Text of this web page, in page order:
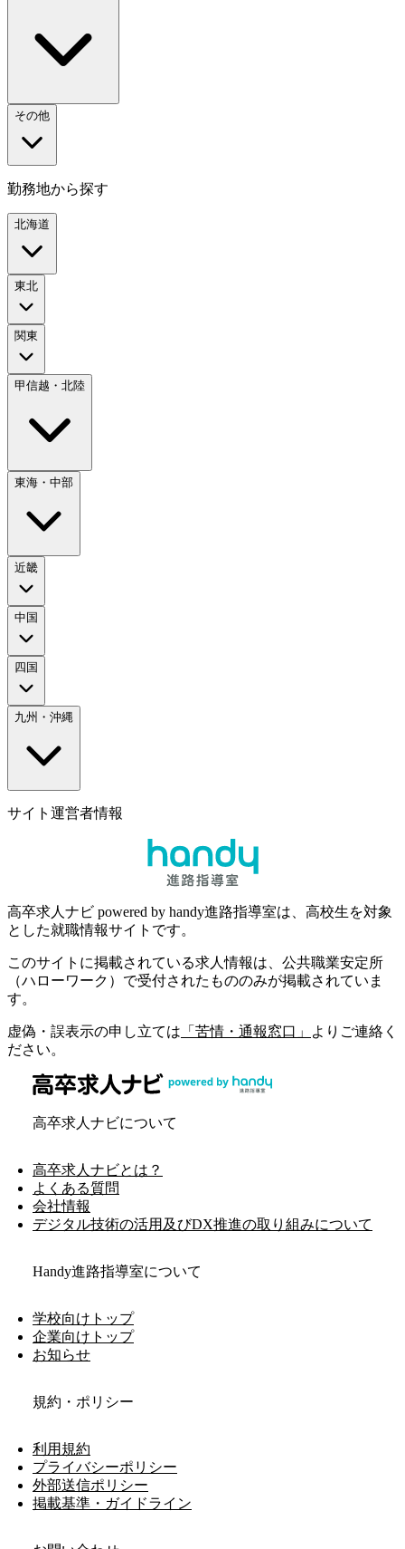
その他
勤務地から探す
北海道
東北
関東
甲信越・北陸
東海・中部
近畿
中国
四国
九州・沖縄
サイト運営者情報
高卒求人ナビ powered by handy進路指導室は、高校生を対象
とした就職情報サイトです。
このサイトに掲載されている求人情報は、公共職業安定所
（ハローワーク）で受付されたもののみが掲載されていま
す。
虚偽・誤表示の申し立ては 「苦情・通報窓口」
よりご連絡く
ださい。
高卒求人ナビについて
高卒求人ナビとは？
よくある質問
会社情報
デジタル技術の活用及びDX推進の取り組みについて
Handy進路指導室について
学校向けトップ
企業向けトップ
お知らせ
規約・ポリシー
利用規約
プライバシーポリシー
外部送信ポリシー
掲載基準・ガイドライン